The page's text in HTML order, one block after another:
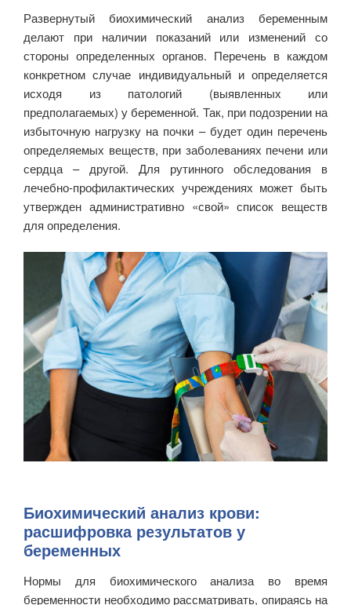
Развернутый биохимический анализ беременным
делают при наличии показаний или изменений со
стороны определенных органов. Перечень в каждом
конкретном случае индивидуальный и определяется
исходя из патологий (выявленных или
предполагаемых) у беременной. Так, при подозрении на
избыточную нагрузку на почки – будет один перечень
определяемых веществ, при заболеваниях печени или
сердца – другой. Для рутинного обследования в
лечебно-профилактических учреждениях может быть
утвержден административно «свой» список веществ
для определения.
Биохимический анализ крови:
расшифровка результатов у
беременных
Нормы для биохимического анализа во время
беременности необходимо рассматривать, опираясь на